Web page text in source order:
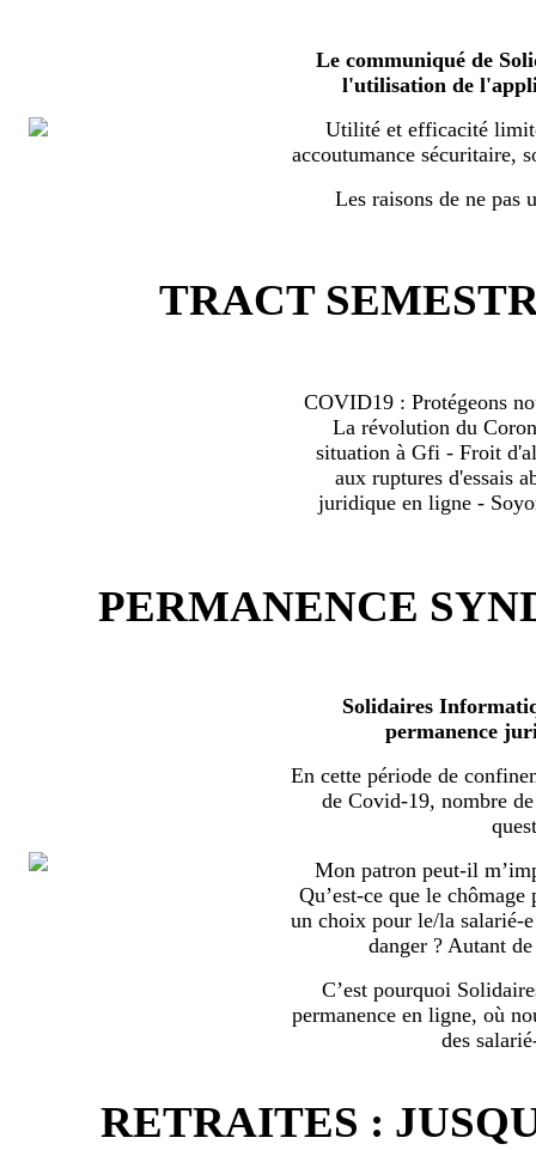
Le communiqué de
l'utilisation de
Utilité et efficacité
accoutumance sécuritaire,
Les raisons de ne pas
TRACT
COVID19 : Protégeons
La révolution du
situation à Gfi - Froit
aux ruptures d'essais
juridique en ligne -
PERMANENCE
Solidaires
permanence
En cette période de
de Covid-19, nombre
Mon patron peut-il
Qu’est-ce que le
un choix pour le/la salarié-
danger ? Autant
C’est pourquoi
permanence en ligne, où
des
RETRAITES :